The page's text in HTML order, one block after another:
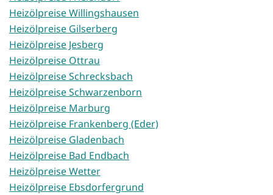
Heizölpreise Willingshausen
Heizölpreise Gilserberg
Heizölpreise Jesberg
Heizölpreise Ottrau
Heizölpreise Schrecksbach
Heizölpreise Schwarzenborn
Heizölpreise Marburg
Heizölpreise Frankenberg (Eder)
Heizölpreise Gladenbach
Heizölpreise Bad Endbach
Heizölpreise Wetter
Heizölpreise Ebsdorfergrund